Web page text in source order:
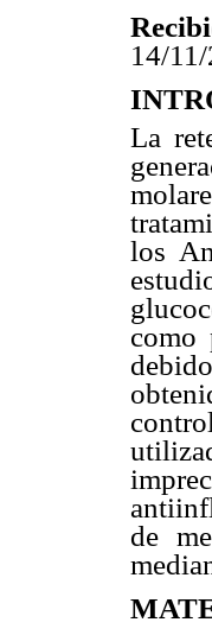
14/
La
los
como
de